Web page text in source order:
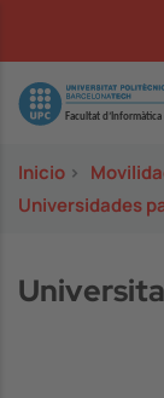
Image
Inicio >
Universidades